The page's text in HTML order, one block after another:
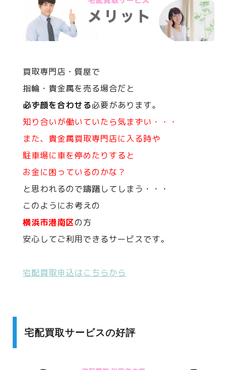
買取専門店・質屋で
指輪・貴金属を売る場合だと
必ず顔を合わせる必要があります。
知り合いが働いていたら気まずい・・・
また、貴金属買取専門店に入る時や
駐車場に車を停めたりすると
お金に困っているのかな？
と思われるので躊躇してしまう・・・
このようにお考えの
横浜市港南区の方
安心してご利用できるサービスです。
宅配買取申込はこちらから
宅配買取サービスの好評